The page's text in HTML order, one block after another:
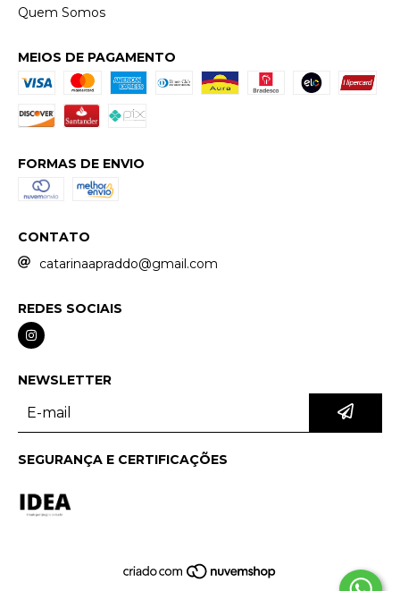
Quem Somos
MEIOS DE PAGAMENTO
FORMAS DE ENVIO
CONTATO
catarinaapraddo@gmail.com
REDES SOCIAIS
NEWSLETTER
SEGURANÇA E CERTIFICAÇÕES